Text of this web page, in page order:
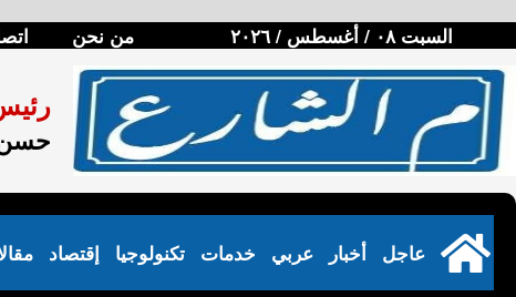
السبت ٠٨ / أغسطس / ٢٠٢٦ من نحن
حسن
إقتصاد تكنولوجيا خدمات عربي أخبار عاجل